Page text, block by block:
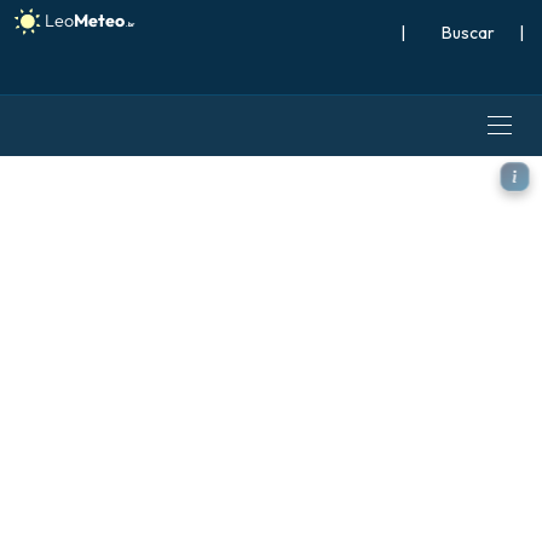
| |
ECMWF IFS 0,25° modelo